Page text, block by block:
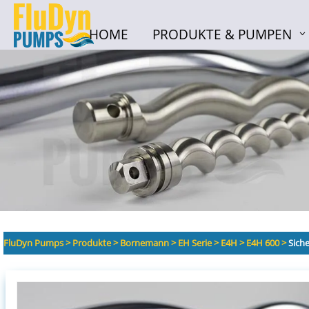
HOME PRODUKTE & PUMPEN
HOME PRODUKTE & PUMPEN
FluDyn Pumps>Produkte>Bornemann>EH Serie>E4H >E4H 600>